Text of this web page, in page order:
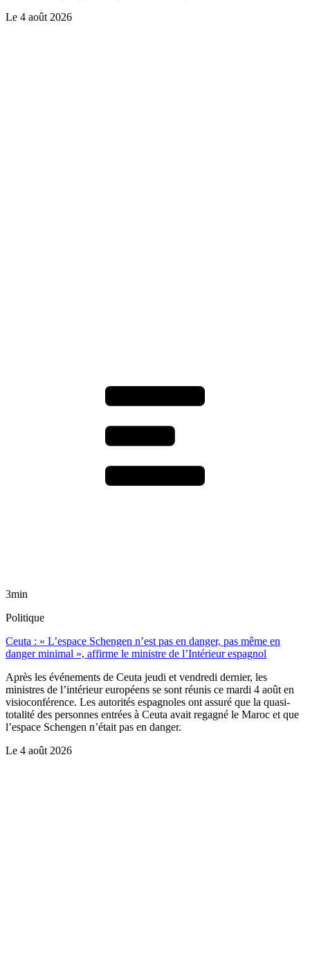
Le 4 août 2026
3min
Politique
Ceuta : « L’espace Schengen n’est pas en danger, pas même en
danger minimal », affirme le ministre de l’Intérieur espagnol
Après les événements de Ceuta jeudi et vendredi dernier, les
ministres de l’intérieur européens se sont réunis ce mardi 4 août en
visioconférence. Les autorités espagnoles ont assuré que la quasi-
totalité des personnes entrées à Ceuta avait regagné le Maroc et que
l’espace Schengen n’était pas en danger.
Le 4 août 2026